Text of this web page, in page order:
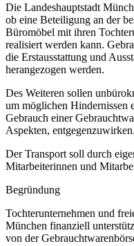
Die Landeshauptstadt
ob eine Beteiligung an der
Büromöbel mit ihren
realisiert werden kann.
die Erstausstattung und
herangezogen werden.
Des Weiteren sollen
um möglichen Hindernissen
Gebrauch einer
Aspekten, entgegenzuwirken.
Der Transport soll durch
Mitarbeiterinnen und
Begründung
Tochterunternehmen und
München finanziell
von der